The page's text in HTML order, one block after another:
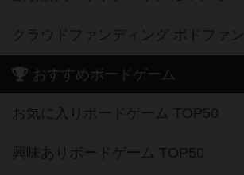
クラウドファンディング ボドファン
おすすめボードゲーム
お気に入りボードゲーム TOP50
興味ありボードゲーム TOP50